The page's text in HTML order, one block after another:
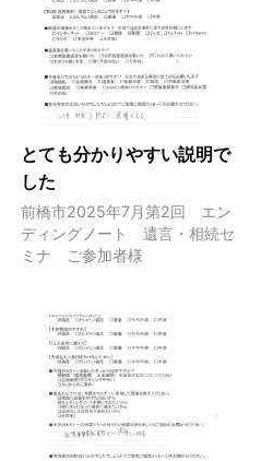
とても分かりやすい説明で
した
前橋市2025年7月第2回 エン
ディングノート 遺言・相続セ
ミナ ご参加者様